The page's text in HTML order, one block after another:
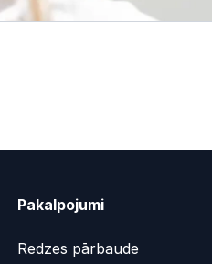
Pakalpojumi
Redzes pārbaude